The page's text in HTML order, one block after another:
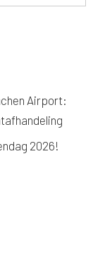
Airport:
2026!